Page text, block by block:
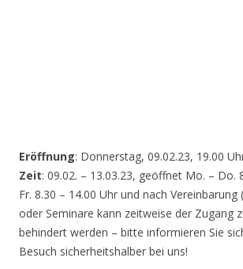
Eröffnung: Donnerstag, 09.02.23, 19.00
Zeit: 09.02. – 13.03.23, geöffnet Mo. – Do.
Fr. 8.30 – 14.00 Uhr und nach Vereinbarung
oder Seminare kann zeitweise der Zugang
behindert werden – bitte informieren Sie
Besuch sicherheitshalber bei uns!